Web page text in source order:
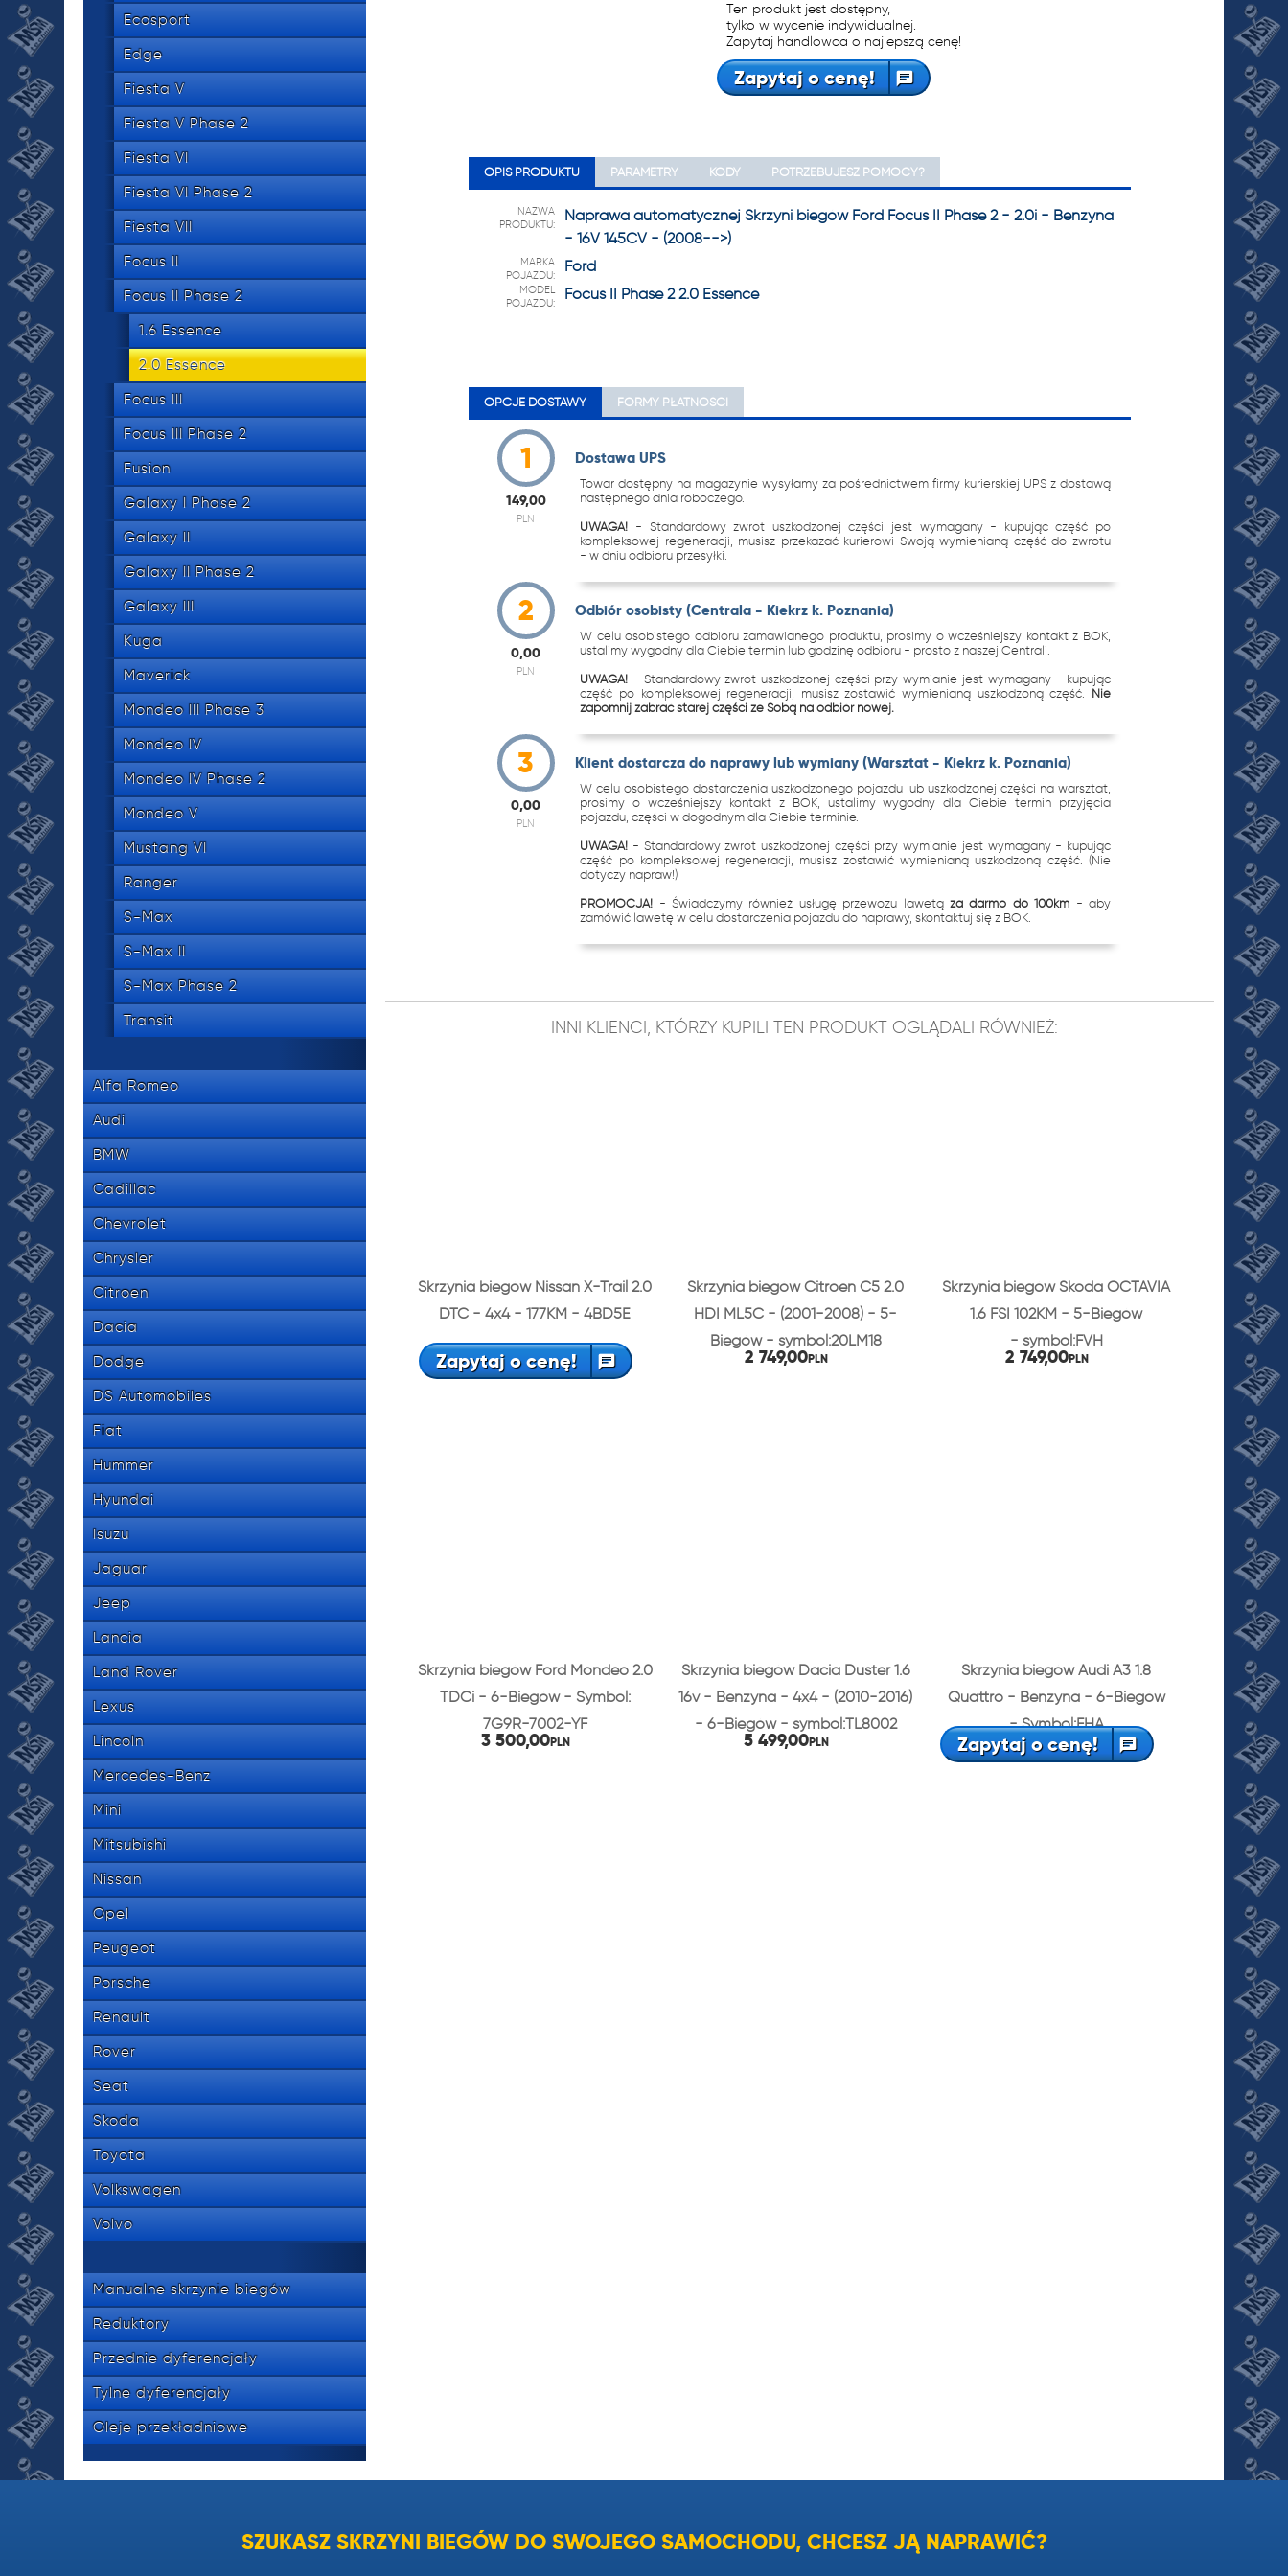
tel.
Ecosport
Edge
Fiesta V
Fiesta V Phase 2
Fiesta VI
Fiesta VI Phase 2
Fiesta VII
Focus II
Focus II Phase 2
1.6 Essence
2.0 Essence
Focus III
Focus III Phase 2
Fusion
Galaxy I Phase 2
Galaxy II
Galaxy II Phase 2
Galaxy III
Kuga
Maverick
Mondeo III Phase 3
Mondeo IV
Mondeo IV Phase 2
Mondeo V
Mustang VI
Ranger
S-Max
S-Max II
S-Max Phase 2
Transit
Alfa Romeo
Audi
BMW
Cadillac
Chevrolet
Chrysler
Citroen
Dacia
Dodge
DS Automobiles
Fiat
Hummer
Hyundai
Isuzu
Jaguar
Jeep
Lancia
Land Rover
Lexus
Lincoln
Mercedes-Benz
Mini
Mitsubishi
Nissan
Opel
Peugeot
Porsche
Renault
Rover
Seat
Skoda
Toyota
Volkswagen
Volvo
Manualne skrzynie biegów
Reduktory
Przednie dyferencjały
Tylne dyferencjały
Oleje przekładniowe
Ten produkt jest dostępny,
tylko w wycenie indywidualnej.
Zapytaj handlowca o najlepszą cenę!
Zapytaj o cenę!
OPIS PRODUKTU PARAMETRY KODY POTRZEBUJESZ POMOCY?
NAZWA
PRODUKTU:
Naprawa automatycznej Skrzyni biegów Ford Focus II Phase 2 - 2.0i - Benzyna
- 16V 145CV - (2008-->)
MARKA
POJAZDU:
Ford
MODEL
POJAZDU:
Focus II Phase 2 2.0 Essence
OPCJE DOSTAWY FORMY PŁATNOŚCI
1
149,00
PLN
Dostawa UPS
Towar dostępny na magazynie wysyłamy za pośrednictwem firmy kurierskiej UPS z dostawą
następnego dnia roboczego.
UWAGA! - Standardowy zwrot uszkodzonej części jest wymagany - kupując część po
kompleksowej regeneracji, musisz przekazać kurierowi Swoją wymienianą część do zwrotu
- w dniu odbioru przesyłki.
2
0,00
PLN
Odbiór osobisty (Centrala - Kiekrz k. Poznania)
W celu osobistego odbioru zamawianego produktu, prosimy o wcześniejszy kontakt z BOK,
ustalimy wygodny dla Ciebie termin lub godzinę odbioru - prosto z naszej Centrali.
UWAGA! - Standardowy zwrot uszkodzonej części przy wymianie jest wymagany - kupując
część po kompleksowej regeneracji, musisz zostawić wymienianą uszkodzoną część. Nie
zapomnij zabrać starej części ze Sobą na odbiór nowej.
3
0,00
PLN
Klient dostarcza do naprawy lub wymiany (Warsztat - Kiekrz k. Poznania)
W celu osobistego dostarczenia uszkodzonego pojazdu lub uszkodzonej części na warsztat,
prosimy o wcześniejszy kontakt z BOK, ustalimy wygodny dla Ciebie termin przyjęcia
pojazdu, części w dogodnym dla Ciebie terminie.
UWAGA! - Standardowy zwrot uszkodzonej części przy wymianie jest wymagany - kupując
część po kompleksowej regeneracji, musisz zostawić wymienianą uszkodzoną część. (Nie
dotyczy napraw!)
PROMOCJA! - Świadczymy również usługę przewozu lawetą za darmo do 100km - aby
zamówić lawetę w celu dostarczenia pojazdu do naprawy, skontaktuj się z BOK.
INNI KLIENCI, KTÓRZY KUPILI TEN PRODUKT OGLĄDALI RÓWNIEŻ:
Skrzynia biegów Nissan X-Trail 2.0
DTC - 4x4 - 177KM - 4BD5E
Zapytaj o cenę!
Skrzynia biegów Citroen C5 2.0
HDI ML5C - (2001-2008) - 5-
Biegów - symbol:20LM18
2 749,00PLN
Skrzynia biegów Skoda OCTAVIA
1.6 FSI 102KM - 5-Biegów
- symbol:FVH
2 749,00PLN
Skrzynia biegów Ford Mondeo 2.0
TDCi - 6-Biegów - Symbol:
7G9R-7002-YF
3 500,00PLN
Skrzynia biegów Dacia Duster 1.6
16v - Benzyna - 4x4 - (2010-2016)
- 6-Biegów - symbol:TL8002
5 499,00PLN
Skrzynia biegów Audi A3 1.8
Quattro - Benzyna - 6-Biegów
- Symbol:FHA
Zapytaj o cenę!
SZUKASZ SKRZYNI BIEGÓW DO SWOJEGO SAMOCHODU, CHCESZ JĄ NAPRAWIĆ?